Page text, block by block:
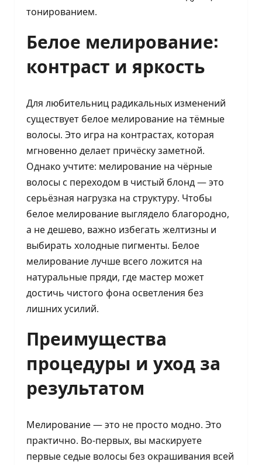
тонированием.
Белое мелирование:
контраст и яркость
Для любительниц радикальных изменений
существует белое мелирование на тёмные
волосы. Это игра на контрастах, которая
мгновенно делает причёску заметной.
Однако учтите: мелирование на чёрные
волосы с переходом в чистый блонд — это
серьёзная нагрузка на структуру. Чтобы
белое мелирование выглядело благородно,
а не дешево, важно избегать желтизны и
выбирать холодные пигменты. Белое
мелирование лучше всего ложится на
натуральные пряди, где мастер может
достичь чистого фона осветления без
лишних усилий.
Преимущества
процедуры и уход за
результатом
Мелирование — это не просто модно. Это
практично. Во-первых, вы маскируете
первые седые волосы без окрашивания всей